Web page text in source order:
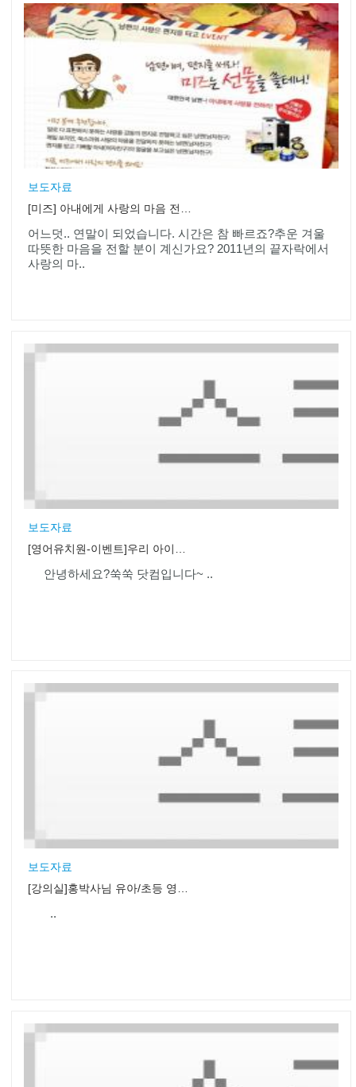
보도자료
어느덧.. 연말이 되었습니다. 시간은 참 빠르죠?추운 겨울
따뜻한 마음을 전할 분이 계신가요? 2011년의 끝자락에서
사랑의 마..
보도자료
안녕하세요?쑥쑥 닷컴입니다~ ..
보도자료
[강의실]홍박사님 유아/초등 영어 말하기 지도법 세미나
..